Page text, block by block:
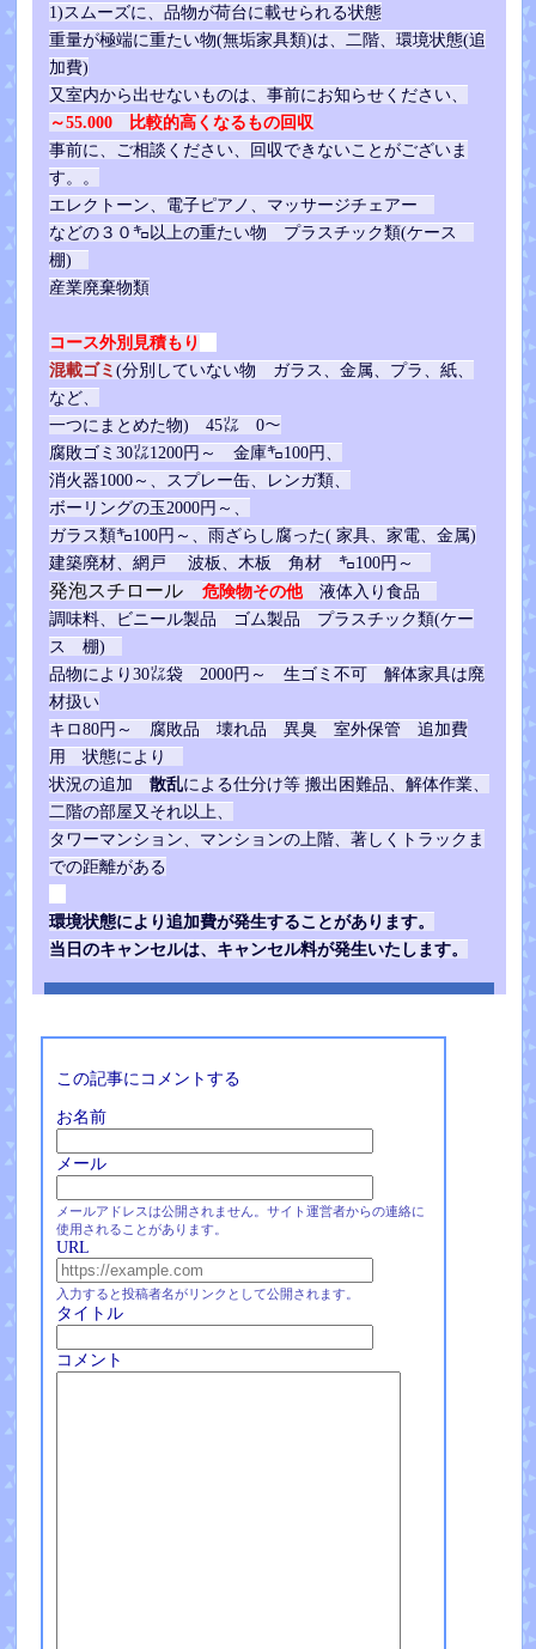
1)スムーズに、品物が荷台に載せられる状態
重量が極端に重たい物(無垢家具類)は、二階、環境状態(追
加費)
又室内から出せないものは、事前にお知らせください、
～55.000 比較的高くなるもの回収
事前に、ご相談ください、回収できないことがございま
す。。
エレクトーン、電子ピアノ、マッサージチェアー
などの３０㌔以上の重たい物 プラスチック類(ケース
棚)
産業廃棄物類
コース外別見積もり
混載ゴミ (分別していない物 ガラス、金属、プラ、紙、
など、
一つにまとめた物) 45㍑ 0～
腐敗ゴミ30㍑1200円～ 金庫㌔100円、
消火器1000～、 スプレー缶、レンガ類、
ボーリングの玉2000円～、
ガラス類㌔100円～、雨ざらし腐った( 家具、家電、金属)
建築廃材、網戸 波板、木板 角材 ㌔100円～
発泡スチロール 危険物その他液体入り食品
調味料、ビニール製品 ゴム製品 プラスチック類(ケー
ス 棚)
品物により30㍑袋 2000円～ 生ゴミ不可 解体家具は廃
材扱い
キロ80円～ 腐敗品 壊れ品 異臭 室外保管 追加費
用 状態により
状況の追加 散乱による仕分け等 搬出困難品、解体作業、
二階の部屋又それ以上、
タワーマンション、マンションの上階、著しくトラックま
での距離がある
環境状態により追加費が発生することがあります。
当日のキャンセルは、キャンセル料が発生いたします。
この記事にコメントする
お名前
メール
メールアドレスは公開されません。サイト運営者からの連絡に
使用されることがあります。
URL
入力すると投稿者名がリンクとして公開されます。
タイトル
コメント